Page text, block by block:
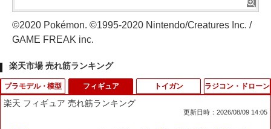
©2020 Pokémon. ©1995-2020 Nintendo/Creatures Inc. /
GAME FREAK inc.
楽天市場 売れ筋ランキング
プラモデル・模型 フィギュア
楽天 フィギュア 売れ筋ランキング
更新日時：2026/08/09 14:05
トイガン ラジコン・ドローン